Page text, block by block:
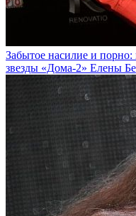
Забытое насилие и порно:
звезды «Дома-2» Елены